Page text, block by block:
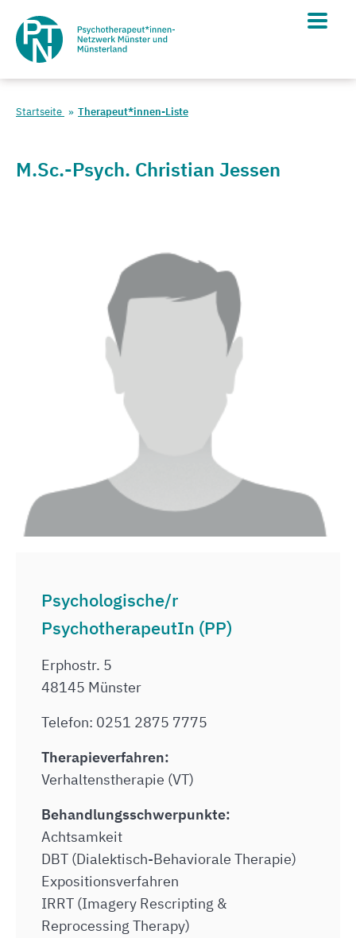
Startseite Therapeut*innen-Liste
M.Sc.-Psych. Christian Jessen
Psychologische/r
PsychotherapeutIn (PP)
Erphostr. 5
48145 Münster
Telefon: 0251 2875 7775
Therapieverfahren:
Verhaltenstherapie (VT)
Behandlungsschwerpunkte:
Achtsamkeit
DBT (Dialektisch-Behaviorale Therapie)
Expositionsverfahren
IRRT (Imagery Rescripting &
Reprocessing Therapy)